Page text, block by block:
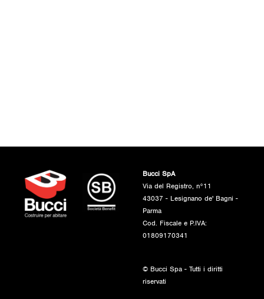
Bucci SpA
Via del Registro, n°11
43037 - Lesignano de' Bagni -
Parma
Cod. Fiscale e P.IVA:
01809170341
© Bucci Spa - Tutti i diritti
riservati